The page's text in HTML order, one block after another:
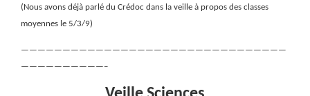
(Nous avons déjà parlé du Crédoc dans la veille à propos des classes
moyennes le 5/3/9)
————————————————————————————————
——————————–